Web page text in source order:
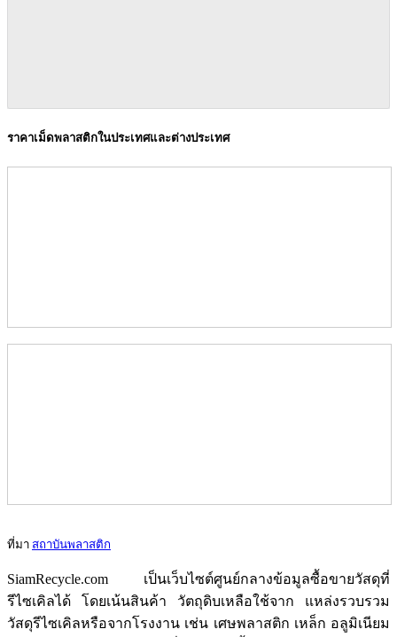
ราคาเม็ดพลาสติกในประเทศและต่างประเทศ
ที่มา สถาบันพลาสติก
SiamRecycle.com เป็นเว็บไซต์ศูนย์กลางข้อมูลซื้อขายวัสดุที่
รีไซเคิลได้ โดยเน้นสินค้า วัตถุดิบเหลือใช้จาก แหล่งรวบรวม
วัสดุรีไซเคิลหรือจากโรงงาน เช่น เศษพลาสติก เหล็ก อลูมิเนียม